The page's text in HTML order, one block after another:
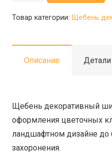
Щебень
Товар категории: Щебень
Описание Детали
Щебень декоративный
оформления цветочных
ландшафтном дизайне до
захоронения.